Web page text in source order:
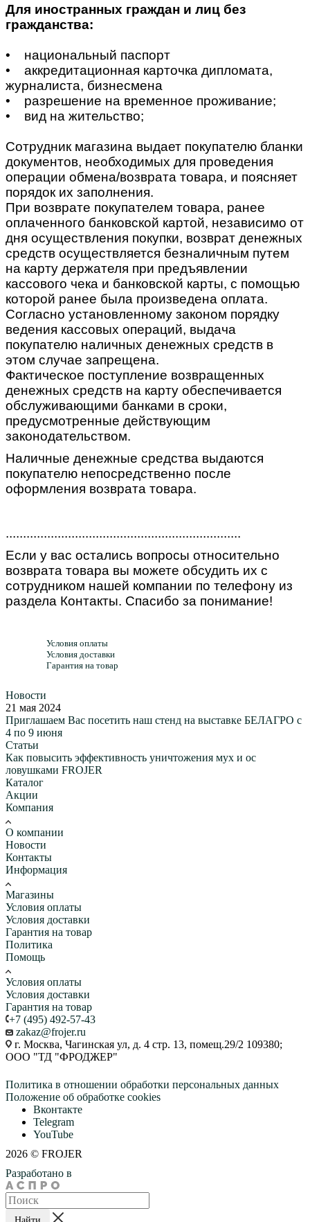
Для иностранных граждан и лиц без
гражданства:
• национальный паспорт
• аккредитационная карточка дипломата,
журналиста, бизнесмена
• разрешение на временное проживание;
• вид на жительство;
Сотрудник магазина выдает покупателю бланки
документов, необходимых для проведения
операции обмена/возврата товара, и поясняет
порядок их заполнения.
При возврате покупателем товара, ранее
оплаченного банковской картой, независимо от
дня осуществления покупки, возврат денежных
средств осуществляется безналичным путем
на карту держателя при предъявлении
кассового чека и банковской карты, с помощью
которой ранее была произведена оплата.
Согласно установленному законом порядку
ведения кассовых операций, выдача
покупателю наличных денежных средств в
этом случае запрещена.
Фактическое поступление возвращенных
денежных средств на карту обеспечивается
обслуживающими банками в сроки,
предусмотренные действующим
законодательством.
Наличные денежные средства выдаются
покупателю непосредственно после
оформления возврата товара.
....................................................................
Если у вас остались вопросы относительно
возврата товара вы можете обсудить их с
сотрудником нашей компании по телефону из
раздела Контакты. Спасибо за понимание!
Условия оплаты
Условия доставки
Гарантия на товар
Новости
21 мая 2024
Приглашаем Вас посетить наш стенд на выставке БЕЛАГРО с
4 по 9 июня
Статьи
Как повысить эффективность уничтожения мух и ос
ловушками FROJER
Каталог
Акции
Компания
О компании
Новости
Контакты
Информация
Магазины
Условия оплаты
Условия доставки
Гарантия на товар
Политика
Помощь
Условия оплаты
Условия доставки
Гарантия на товар
+7 (495) 492-57-43
zakaz@frojer.ru
г. Москва, Чагинская ул, д. 4 стр. 13, помещ.29/2 109380;
ООО "ТД "ФРОДЖЕР"
Политика в отношении обработки персональных данных
Положение об обработке cookies
Вконтакте
Telegram
YouTube
2026 © FROJER
Разработано в